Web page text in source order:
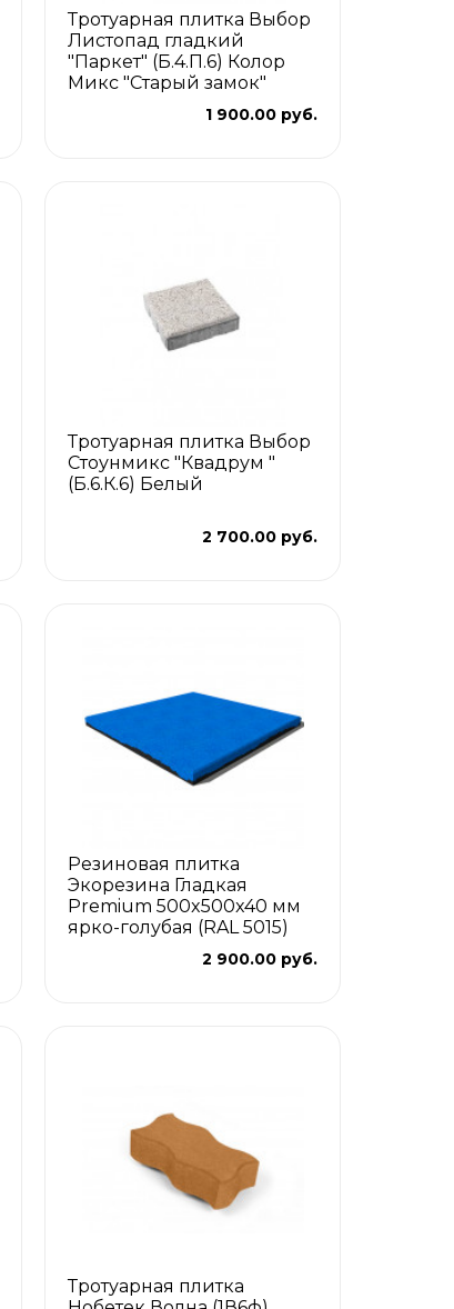
Тротуарная плитка Выбор
Листопад гладкий
"Паркет" (Б.4.П.6) Колор
Микс "Старый замок"
1 900.00 руб.
Тротуарная плитка Выбор
Стоунмикс "Квадрум "
(Б.6.К.6) Белый
2 700.00 руб.
Резиновая плитка
Экорезина Гладкая
Premium 500x500x40 мм
ярко-голубая (RAL 5015)
2 900.00 руб.
Тротуарная плитка